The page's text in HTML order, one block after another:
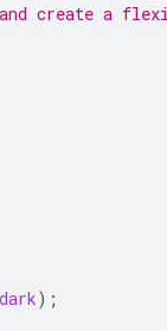
create a
);